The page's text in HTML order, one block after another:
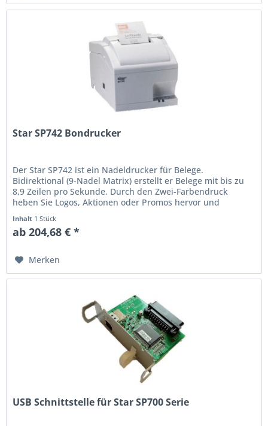
Star SP742 Bondrucker
Der Star SP742 ist ein Nadeldrucker für Belege.
Bidirektional (9-Nadel Matrix) erstellt er Belege mit bis zu
8,9 Zeilen pro Sekunde. Durch den Zwei-Farbendruck
heben Sie Logos, Aktionen oder Promos hervor und
Inhalt 1 Stück
ab 204,68 € *
Merken
USB Schnittstelle für Star SP700 Serie